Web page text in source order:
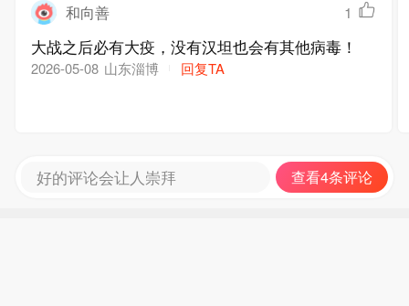
和向善 1
大战之后必有大疫，没有汉坦也会有其他病毒！
2026-05-08 山东淄博 回复TA
好的评论会让人崇拜 查看4条评论